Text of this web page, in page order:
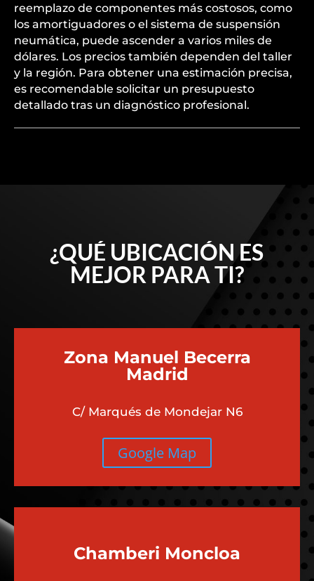
reemplazo de componentes más costosos, como
los amortiguadores o el sistema de suspensión
neumática, puede ascender a varios miles de
dólares. Los precios también dependen del taller
y la región. Para obtener una estimación precisa,
es recomendable solicitar un presupuesto
detallado tras un diagnóstico profesional.
¿QUÉ UBICACIÓN ES
MEJOR PARA TI?
Zona Manuel Becerra
Madrid
C/ Marqués de Mondejar N6
Google Map
Chamberi Moncloa